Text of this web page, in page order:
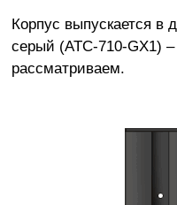
Корпус выпускается в
серый (ATC-710-GX1)
рассматриваем.